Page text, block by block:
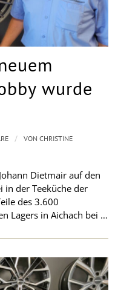
wurde
Dietmair auf den
in der Teeküche der
des 3.600
Lagers in Aichach bei …
/ VONCHRISTINE